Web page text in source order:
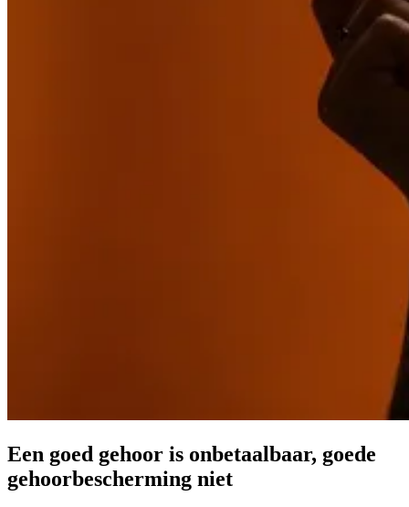
Een goed gehoor is onbetaalbaar, goede
gehoorbescherming niet